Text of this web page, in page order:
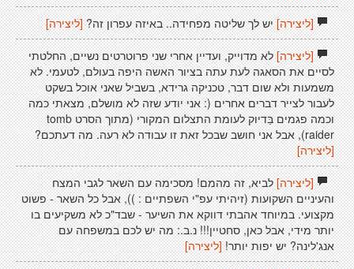
[ליצירה]יש לך שליטה מפחידה.. באיזה עפרון זה? [ליצירה]
[ליצירה]לא מדוייק, ועדיין אחרי שני פרוטרטים נשיים, החלטתי
לסיים את הסאגה לעת עתה בציור האשה היפה בעולם, לטעמי. לא
משמעות ולא שום דבר, טכניקה גרידא, בשביל שאני אוכל בשקט
לעבור לצייר דברים אחרים (: אני יודע שזה לא מושלם, מצאתי כמה
וכמה פגמים בַּדיוק לעומת התצלום המקורי (מתוך הסרט tomb
raider), אבל אני חושב שבכל זאת זו עבודה לא רעה. מה דעתכם?
[ליצירה]
[ליצירה]לביא, זה מהמם! מסכימה עם השאר לגבי המצח
והעיניים השקועות (זיהיתי עפ"י השפתיים : )), אבל כל השאר - פשוט
מקצועי. במיוחד אהבתי דווקא את השיער - שבד"כ לא משקיעים בו
יותר מידי, אבל כאן, סחטיין!!! נ.ב.: מה יש לכם במשפחה עם
אנג'לינה? יש יפות יותר! [ליצירה]